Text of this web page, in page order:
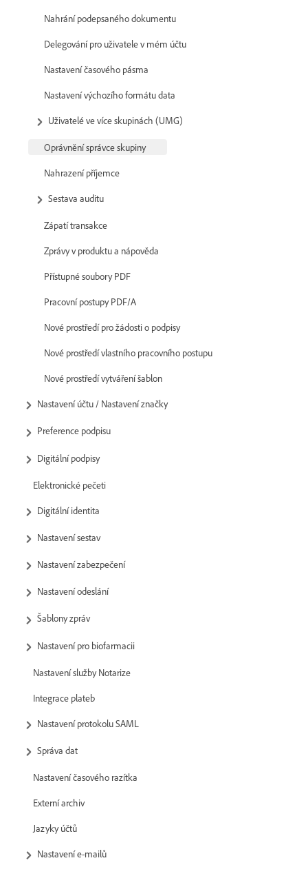
Nahrání podepsaného dokumentu
Delegování pro uživatele v mém účtu
Nastavení časového pásma
Nastavení výchozího formátu data
Uživatelé ve více skupinách (UMG)
Oprávnění správce skupiny
Nahrazení příjemce
Sestava auditu
Zápatí transakce
Zprávy v produktu a nápověda
Přístupné soubory PDF
Pracovní postupy PDF/A
Nové prostředí pro žádosti o podpisy
Nové prostředí vlastního pracovního postupu
Nové prostředí vytváření šablon
Nastavení účtu / Nastavení značky
Preference podpisu
Digitální podpisy
Elektronické pečeti
Digitální identita
Nastavení sestav
Nastavení zabezpečení
Nastavení odeslání
Šablony zpráv
Nastavení pro biofarmacii
Nastavení služby Notarize
Integrace plateb
Nastavení protokolu SAML
Správa dat
Nastavení časového razítka
Externí archiv
Jazyky účtů
Nastavení e-mailů